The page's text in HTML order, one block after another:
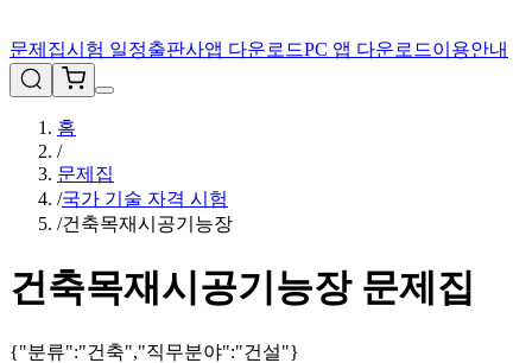
문제집시험 일정출판사앱 다운로드PC 앱 다운로드이용안내
홈
/
문제집
/국가 기술 자격 시험
/건축목재시공기능장
건축목재시공기능장문제집
{"분류":"건축","직무분야":"건설"}